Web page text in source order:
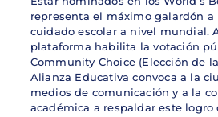
representa el máximo galardón a
cuidado escolar a nivel mundial.
plataforma habilita la votación
Community Choice (Elección de
Alianza Educativa convoca a la
medios de comunicación y a la
académica a respaldar este logro